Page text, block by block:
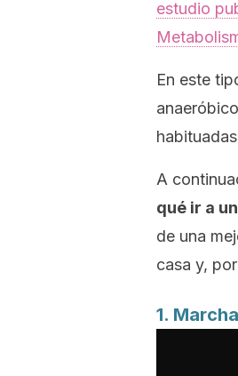
estudio
En este
A
qué ir a
de una
casa y,
1.